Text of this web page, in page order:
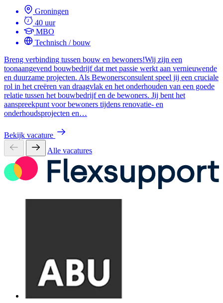
Groningen
40 uur
MBO
Technisch / bouw
Breng verbinding tussen bouw en bewoners!Wij zijn een
toonaangevend bouwbedrijf dat met passie werkt aan vernieuwende
en duurzame projecten. Als Bewonersconsulent speel jij een cruciale
rol in het creëren van draagvlak en het onderhouden van een goede
relatie tussen het bouwbedrijf en de bewoners. Jij bent het
aanspreekpunt voor bewoners tijdens renovatie- en
onderhoudsprojecten en…
Bekijk vacature
Alle vacatures